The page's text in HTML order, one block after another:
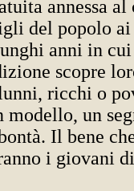
annessa
del popolo
anni in
scopre
ricchi o
un
Il bene
i giovani